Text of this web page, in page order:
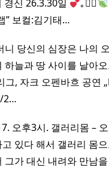
경신 26.3.30일 ｡ᬂ⃝
” 보컬:김기태…
당신의 심장은 나의
하늘과 땅 사이를 날아
, 자크 오펜바흐 공연
2…
오후3시. 갤러리몸 –
있다 해서 갤러리 몸
가 대신 내려와 만남